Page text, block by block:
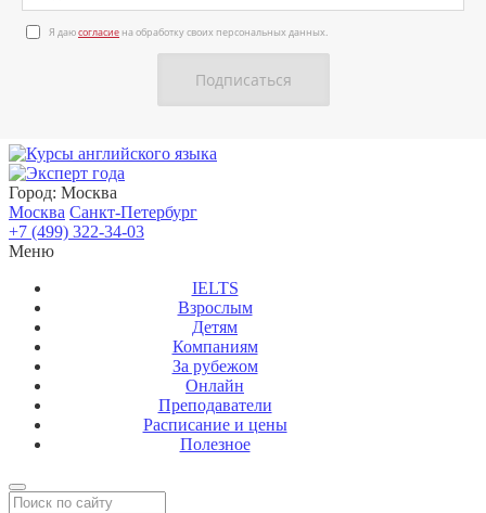
Личный кабинет
Контакты
Город: Москва
Москва Санкт-Петербург
+7 (499) 322-34-03
Меню
IELTS
Взрослым
Детям
Компаниям
За рубежом
Онлайн
Преподаватели
Расписание и цены
Полезное
Я даюсогласие на обработку своих персональных данных.